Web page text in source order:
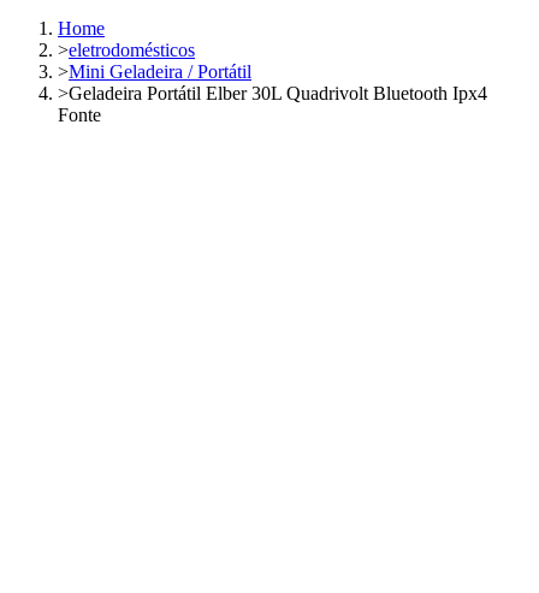
Home
>eletrodomésticos
>Mini Geladeira / Portátil
>Geladeira Portátil Elber 30L Quadrivolt Bluetooth Ipx4
Fonte